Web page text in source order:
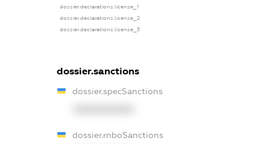
dossier.declarations.license_1
dossier.declarations.license_2
dossier.declarations.license_3
dossier.sanctions
dossier.specSanctions
dossier.rnboSanctions